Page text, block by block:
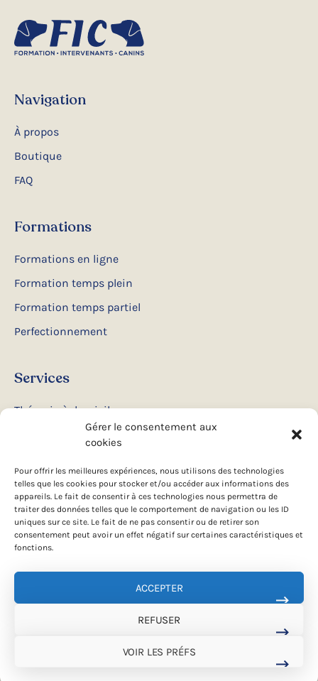
Gérer le consentement aux
cookies
Pour offrir les meilleures expériences, nous utilisons des technologies
telles que les cookies pour stocker et/ou accéder aux informations des
appareils. Le fait de consentir à ces technologies nous permettra de
traiter des données telles que le comportement de navigation ou les ID
uniques sur ce site. Le fait de ne pas consentir ou de retirer son
consentement peut avoir un effet négatif sur certaines caractéristiques et
fonctions.
ACCEPTER
REFUSER
VOIR LES PRÉFS
Navigation
À propos
Boutique
FAQ
Formations
Formations en ligne
Formation temps plein
Formation temps partiel
Perfectionnement
Services
Thérapie à domicile
Ateliers et conférences
Suivez-nous
Facebook
© 2026 Formation Intervenants Canins. Tous droits réservés.
TREIZE